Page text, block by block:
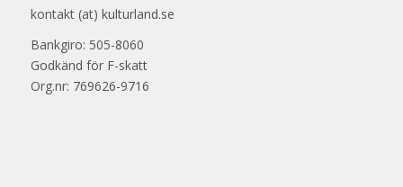
kontakt (at) kulturland.se
Bankgiro: 505-8060
Godkänd för F-skatt
Org.nr: 769626-9716